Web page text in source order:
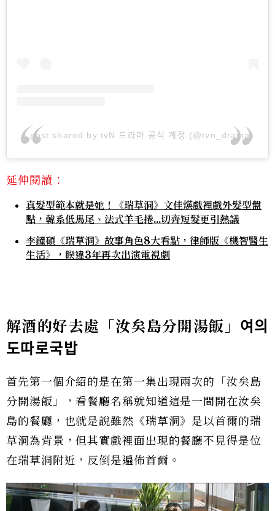
A post shared by tvN 드라마 공식 계정 (@tvn_drama)
延伸閱讀：
真髮型範本就是她！《瑞草洞》文佳煐戲裡戲外髮型盤
點，韓系低馬尾、法式羊毛捲...切齊短髮更引熱議
李鐘碩《瑞草洞》故事角色8大看點，律師版《機智醫生
生活》，睽違3年再次出演電視劇
解酒的好去處「汝矣島分開湯飯」 여의
도따로국밥
首先第一個介紹的是在第一集出現兩次的「汝矣島
分開湯飯」，看餐廳名稱就知道這是一間開在汝矣
島的餐廳，也就是說雖然《瑞草洞》是以首爾的瑞
草洞為背景，但其實戲裡面出現的餐廳不見得是位
在瑞草洞附近，反倒是遍佈首爾。